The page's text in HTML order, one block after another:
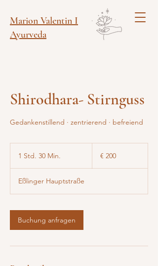
Marion Valentin I
Ayurveda
Shirodhara- Stirnguss
Gedankenstillend · zentrierend · befreiend
1 Std. 30 Min.
d
3
M
i
n
€ 200
Eßlinger Hauptstraße
Buchung anfragen